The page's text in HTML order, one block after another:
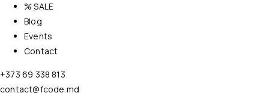
% SALE
Blog
Events
Contact
+373 69 338 813
contact@fcode.md